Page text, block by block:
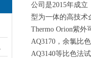
公司是2015年成
型为一体的高技术
Thermo Orion紫外
AQ3170，余氯比
AQ3140等比色法